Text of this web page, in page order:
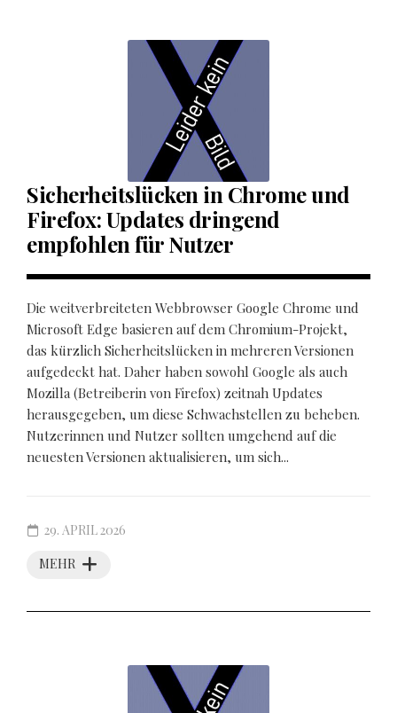
Sicherheitslücken in Chrome und
Firefox: Updates dringend
empfohlen für Nutzer
Die weitverbreiteten Webbrowser Google Chrome und
Microsoft Edge basieren auf dem Chromium-Projekt,
das kürzlich Sicherheitslücken in mehreren Versionen
aufgedeckt hat. Daher haben sowohl Google als auch
Mozilla (Betreiberin von Firefox) zeitnah Updates
herausgegeben, um diese Schwachstellen zu beheben.
Nutzerinnen und Nutzer sollten umgehend auf die
neuesten Versionen aktualisieren, um sich...
MEHR
29. APRIL 2026